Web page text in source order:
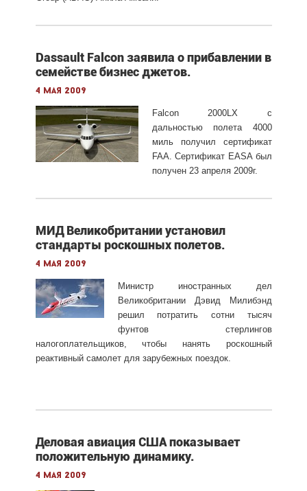
Dassault Falcon заявила о прибавлении в
семействе бизнес джетов.
4 мая 2009
Falcon 2000LX с
дальностью полета 4000
миль получил сертификат
FAA. Сертификат EASA был
получен 23 апреля 2009г.
МИД Великобритании установил
стандарты роскошных полетов.
4 мая 2009
Министр иностранных дел
Великобритании Дэвид Милибэнд
решил потратить сотни тысяч
фунтов стерлингов
налогоплательщиков, чтобы нанять роскошный
реактивный самолет для зарубежных поездок.
Деловая авиация США показывает
положительную динамику.
4 мая 2009